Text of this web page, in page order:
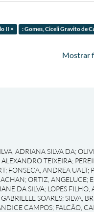
II ×
: Gomes, Ciceli Gravito de
Mostrar
ADRIANA SILVA DA;
ALEXANDRO TEIXEIRA;
; FONSECA, ANDREA UALT;
;ORTIZ, ANGELUCE;
DA SILVA; LOPES FILHO,
SOARES;SILVA,
CAMPOS; FALCÃO,